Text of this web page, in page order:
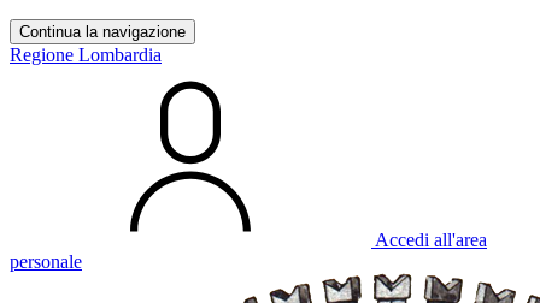
Continua la navigazione
Regione Lombardia
Accedi all'area
personale